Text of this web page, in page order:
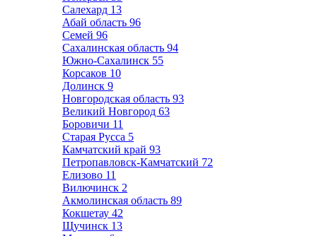
Салехард 13
Абай область 96
Семей 96
Сахалинская область 94
Южно-Сахалинск 55
Корсаков 10
Долинск 9
Новгородская область 93
Великий Новгород 63
Боровичи 11
Старая Русса 5
Камчатский край 93
Петропавловск-Камчатский 72
Елизово 11
Вилючинск 2
Акмолинская область 89
Кокшетау 42
Щучинск 13